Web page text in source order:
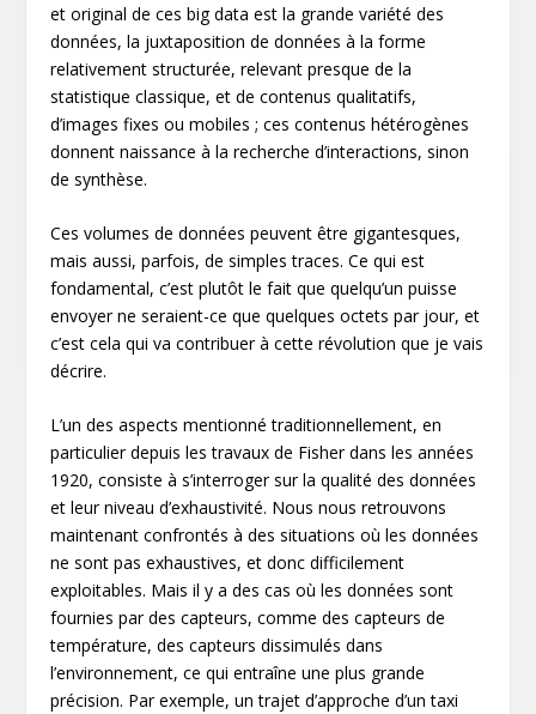
et original de ces big data est la grande variété des
données, la juxtaposition de données à la forme
relativement structurée, relevant presque de la
statistique classique, et de contenus qualitatifs,
d’images fixes ou mobiles ; ces contenus hétérogènes
donnent naissance à la recherche d’interactions, sinon
de synthèse.
Ces volumes de données peuvent être gigantesques,
mais aussi, parfois, de simples traces. Ce qui est
fondamental, c’est plutôt le fait que quelqu’un puisse
envoyer ne seraient-ce que quelques octets par jour, et
c’est cela qui va contribuer à cette révolution que je vais
décrire.
L’un des aspects mentionné traditionnellement, en
particulier depuis les travaux de Fisher dans les années
1920, consiste à s’interroger sur la qualité des données
et leur niveau d’exhaustivité. Nous nous retrouvons
maintenant confrontés à des situations où les données
ne sont pas exhaustives, et donc difficilement
exploitables. Mais il y a des cas où les données sont
fournies par des capteurs, comme des capteurs de
température, des capteurs dissimulés dans
l’environnement, ce qui entraîne une plus grande
précision. Par exemple, un trajet d’approche d’un taxi